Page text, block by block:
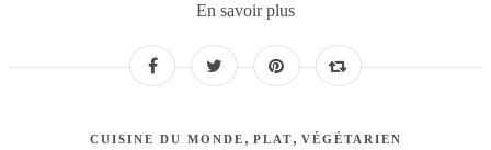
En savoir plus
CUISINE DU MONDE , PLAT, VÉGÉTARIEN